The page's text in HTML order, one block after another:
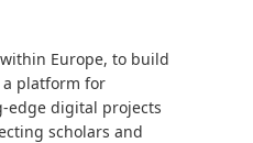
Europe, to build
platform for
edge digital projects
scholars and